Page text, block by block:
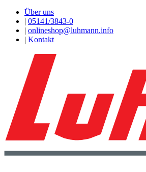
Über uns
| 05141/3843-0
| onlineshop@luhmann.info
| Kontakt